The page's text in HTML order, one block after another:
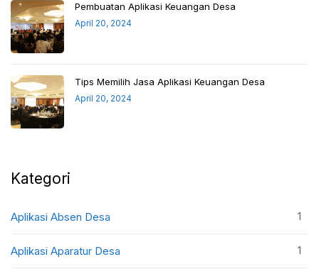
Pembuatan Aplikasi Keuangan Desa
April 20, 2024
Tips Memilih Jasa Aplikasi Keuangan Desa
April 20, 2024
Kategori
Aplikasi Absen Desa 1
Aplikasi Aparatur Desa 1